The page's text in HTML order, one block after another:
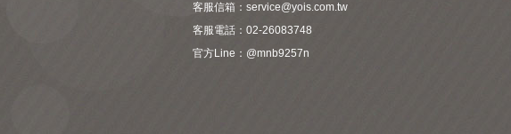
客服信箱： service@yois.com.tw
客服電話：02-26083748
官方Line： @mnb9257n